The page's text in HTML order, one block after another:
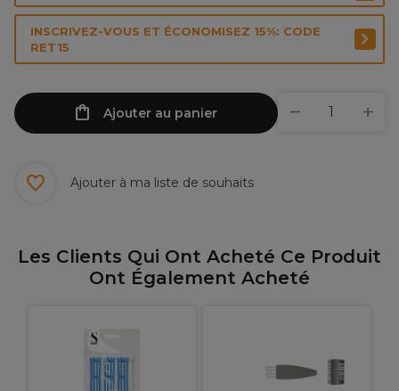
INSCRIVEZ-VOUS ET ÉCONOMISEZ 15%: CODE
RET15
Ajouter au panier
Ajouter à ma liste de souhaits
Les Clients Qui Ont Acheté Ce Produit
Ont Également Acheté